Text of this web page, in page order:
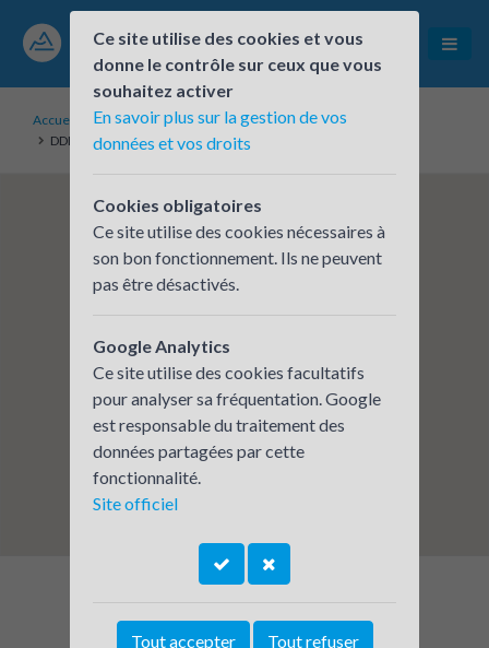
Accueil
Établissements inscrits
DDEV - Direction du développement
Ce site utilise des cookies et vous
donne le contrôle sur ceux que vous
souhaitez activer
En savoir plus sur la gestion de vos
données et vos droits
Cookies obligatoires
Ce site utilise des cookies nécessaires à
son bon fonctionnement. Ils ne peuvent
pas être désactivés.
Google Analytics
Ce site utilise des cookies facultatifs
pour analyser sa fréquentation. Google
est responsable du traitement des
données partagées par cette
fonctionnalité.
Site officiel
Tout accepter Tout refuser